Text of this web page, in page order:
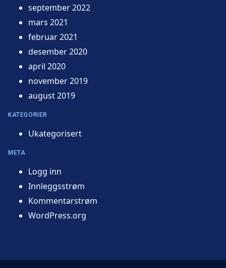
september 2022
mars 2021
februar 2021
desember 2020
april 2020
november 2019
august 2019
KATEGORIER
Ukategorisert
META
Logg inn
Innleggsstrøm
Kommentarstrøm
WordPress.org